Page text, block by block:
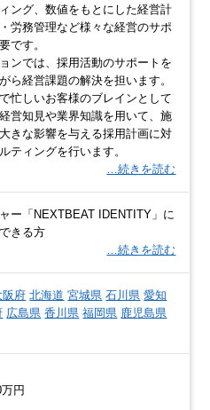
ング、数値をもとにした経営計
労務管理など様々な経営のサポ
です。
ンでは、採用活動のサポートを
ら経営課題の解決を担います。
忙しいお客様のブレインとして
営知見や業界知識を用いて、施
きな影響を与える採用計画に対
ティングを行います。
…続きを読む
ー「NEXTBEAT IDENTITY」に
きる方
…続きを読む
阪府 北海道 宮城県 石川県 愛知
広島県 香川県 福岡県 鹿児島県
円